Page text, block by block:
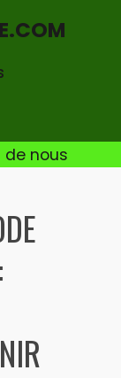
de nous